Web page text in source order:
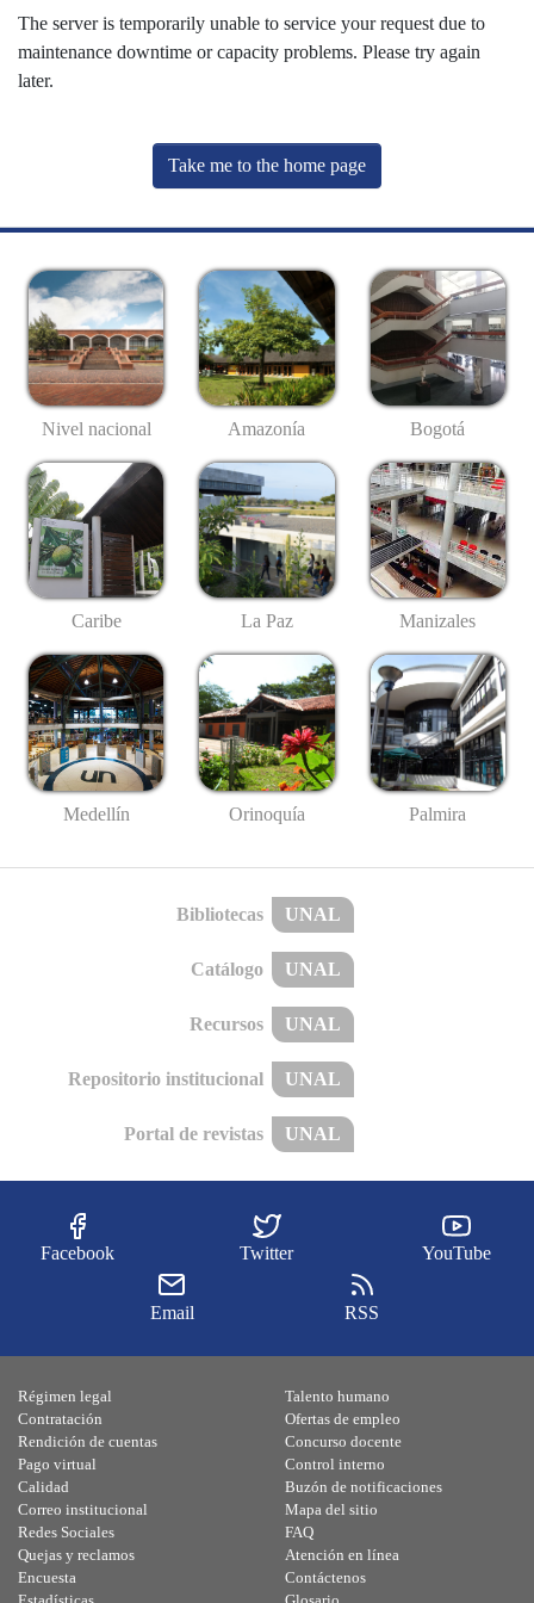
The server is temporarily unable to service your request due to
maintenance downtime or capacity problems. Please try again
later.
Take me to the home page
Nivel nacional Amazonía Bogotá
Caribe La Paz Manizales
Medellín Orinoquía Palmira
Bibliotecas UNAL
Catálogo UNAL
Recursos UNAL
Repositorio institucional UNAL
Portal de revistas UNAL
Facebook Twitter YouTube
Email RSS
Régimen legal
Contratación
Rendición de cuentas
Pago virtual
Calidad
Talento humano
Ofertas de empleo
Concurso docente
Control interno
Buzón de notificaciones
Correo institucional
Redes Sociales
Quejas y reclamos
Encuesta
Mapa del sitio
FAQ
Atención en línea
Contáctenos